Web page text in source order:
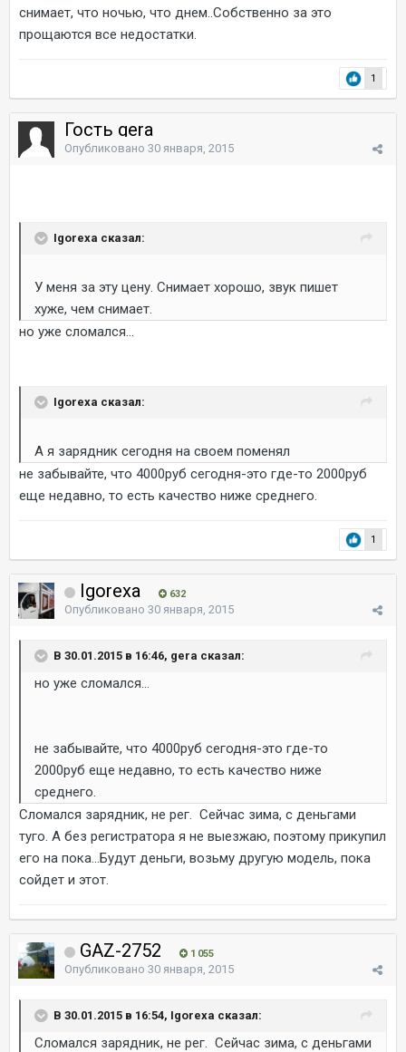
снимает, что ночью, что днем..Собственно за это
прощаются все недостатки.
1
Гость gera
Опубликовано 30 января, 2015
Igorexa сказал:
У меня за эту цену. Снимает хорошо, звук пишет
хуже, чем снимает.
но уже сломался...
Igorexa сказал:
А я зарядник сегодня на своем поменял
не забывайте, что 4000руб сегодня-это где-то 2000руб
еще недавно, то есть качество ниже среднего.
1
Igorexa 632
Опубликовано 30 января, 2015
В 30.01.2015 в 16:46, gera сказал:
но уже сломался...
не забывайте, что 4000руб сегодня-это где-то
2000руб еще недавно, то есть качество ниже
среднего.
Сломался зарядник, не рег. Сейчас зима, с деньгами
туго. А без регистратора я не выезжаю, поэтому прикупил
его на пока...Будут деньги, возьму другую модель, пока
сойдет и этот.
GAZ-2752 1 055
Опубликовано 30 января, 2015
В 30.01.2015 в 16:54, Igorexa сказал:
Сломался зарядник, не рег. Сейчас зима, с деньгами